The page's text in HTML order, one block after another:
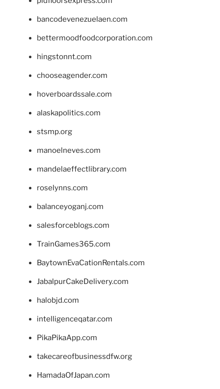
bancodevenezuelaen.com
bettermoodfoodcorporation.com
hingstonnt.com
chooseagender.com
hoverboardssale.com
alaskapolitics.com
stsmp.org
manoelneves.com
mandelaeffectlibrary.com
roselynns.com
balanceyoganj.com
salesforceblogs.com
TrainGames365.com
BaytownEvaCationRentals.com
JabalpurCakeDelivery.com
halobjd.com
intelligenceqatar.com
PikaPikaApp.com
takecareofbusinessdfw.org
HamadaOfJapan.com